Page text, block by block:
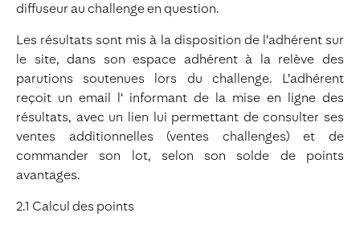
diffuseur au challenge en question.
Les résultats sont mis à la disposition de l’adhérent sur
le site, dans son espace adhérent à la relève des
parutions soutenues lors du challenge. L’adhérent
reçoit un email l‘ informant de la mise en ligne des
résultats, avec un lien lui permettant de consulter ses
ventes additionnelles (ventes challenges) et de
commander son lot, selon son solde de points
avantages.
2.1 Calcul des points